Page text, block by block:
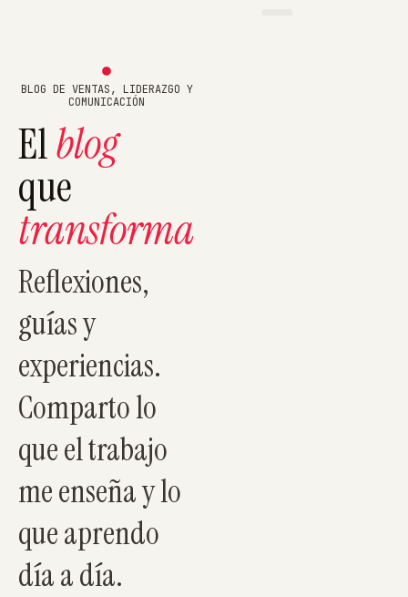
BLOG DE VENTAS, LIDERAZGO Y
COMUNICACIÓN
Elblog
que
transforma
Reflexiones,
guías y
experiencias.
Comparto lo
que el trabajo
me enseña y lo
que aprendo
día a día.